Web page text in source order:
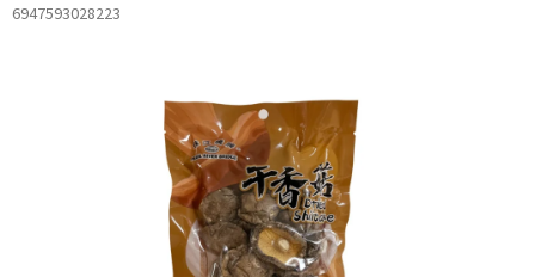
6947593028223